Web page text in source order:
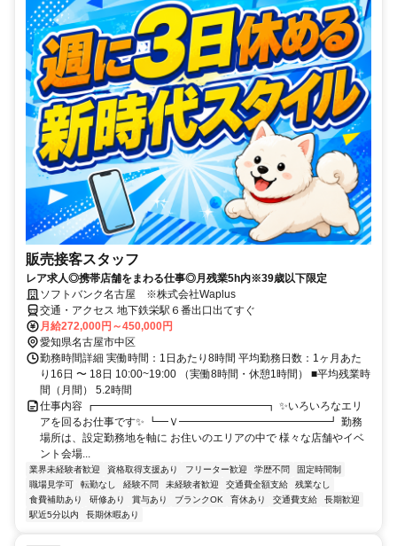
販売接客スタッフ
レア求人◎携帯店舗をまわる仕事◎月残業5h内※39歳以下限定
ソフトバンク名古屋 ※株式会社Waplus
交通・アクセス 地下鉄栄駅６番出口出てすぐ
月給272,000円～450,000円
愛知県名古屋市中区
勤務時間詳細 実働時間：1日あたり8時間 平均勤務日数：1ヶ月あた
り16日 〜 18日 10:00~19:00 （実働8時間・休憩1時間） ■平均残業時
間（月間） 5.2時間
仕事内容 ┏━━━━━━━━━━━━━━━━┓ ✨いろいろなエリ
アを回るお仕事です✨ ┗━Ｖ━━━━━━━━━━━━━━┛ 勤務
場所は、設定勤務地を軸に お住いのエリアの中で 様々な店舗やイベ
ント会場...
業界未経験者歓迎 資格取得支援あり フリーター歓迎 学歴不問
固定時間制
職場見学可
転勤なし 経験不問 未経験者歓迎 交通費全額支給
残業なし
食費補助あり
研修あり 賞与あり ブランクOK 育休あり 交通費支給
長期歓迎
駅近5分以内
長期休暇あり